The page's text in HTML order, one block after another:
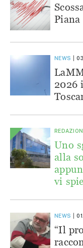
Piana
NEWS
2026
Uno
alla
vi
NEWS
“Il